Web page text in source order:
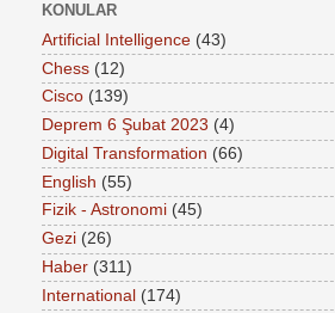
KONULAR
Artificial Intelligence (43)
Chess (12)
Cisco (139)
Deprem 6 Şubat 2023 (4)
Digital Transformation (66)
English (55)
Fizik - Astronomi (45)
Gezi (26)
Haber (311)
International (174)